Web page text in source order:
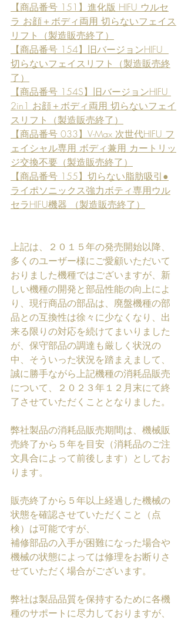
【商品番号 151】進化版 HIFU ウルセ
ラ お顔＋ボディ両用 切らないフェイス
リフト（製造販売終了）
【商品番号 154】旧バージョンHIFU
切らないフェイスリフト（製造販売終
了）
【商品番号 154S】旧バージョンHIFU
2in1 お顔＋ボディ両用 切らないフェイ
スリフト（製造販売終了）
【商品番号 033】V-Max 次世代HIFU フ
ェイシャル専用 ボディ兼用 カートリッ
ジ交換不要（製造販売終了）
【商品番号 155】切らない脂肪吸引●
ライポソニックス強力ボティ専用ウル
セラHIFU機器 （製造販売終了）
上記は、２０１５年の発売開始以降、
多くのユーザー様にご愛顧いただいて
おりました機種ではございますが、新
しい機種の開発と部品性能の向上によ
り、現行商品の部品は、廃盤機種の部
品との互換性は徐々に少なくなり、出
来る限りの対応を続けてまいりました
が、保守部品の調達も厳しく状況の
中、そういった状況を踏まえまして、
誠に勝手ながら上記機種の消耗品販売
について、２０２３年１２月末にて終
了させていただくこととなりました。
弊社製品の消耗品販売期間は、機械販
売終了から５年を目安（消耗品のご注
文具合によって前後します）としてお
ります。
販売終了から５年以上経過した機械の
状態を確認させていただくこと（点
検）は可能ですが、
補修部品の入手が困難になった場合や
機械の状態によっては修理をお断りさ
せていただく場合がございます。
弊社は製品品質を保持するために各機
種のサポートに尽力しておりますが、